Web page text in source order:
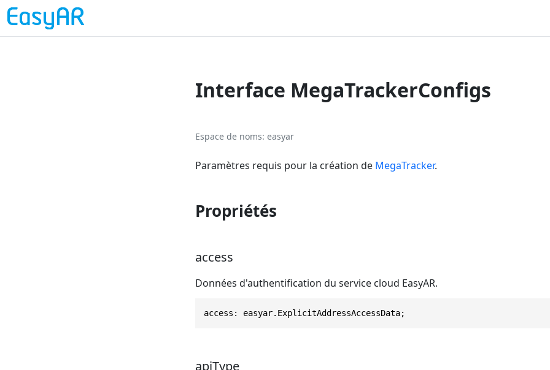
Interface MegaTrackerConfigs
Espace de noms easyar
Paramètres requis pour la création de MegaTracker.
Propriétés
access
Données d'authentification du service cloud EasyAR.
access: easyar.ExplicitAddressAccessData;
apiType